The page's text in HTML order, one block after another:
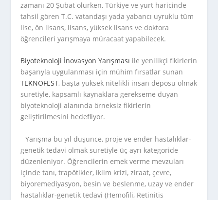
zamanı 20 Şubat olurken, Türkiye ve yurt haricinde
tahsil gören T.C. vatandaşı yada yabancı uyruklu tüm
lise, ön lisans, lisans, yüksek lisans ve doktora
öğrencileri yarışmaya müracaat yapabilecek.
Biyoteknoloji İnovasyon Yarışması ile yenilikçi fikirlerin
başarıyla uygulanması için mühim fırsatlar sunan
TEKNOFEST, başta yüksek nitelikli insan deposu olmak
suretiyle, kapsamlı kaynaklara gerekseme duyan
biyoteknoloji alanında örneksiz fikirlerin
geliştirilmesini hedefliyor.
Yarışma bu yıl düşünce, proje ve ender hastalıklar-
genetik tedavi olmak suretiyle üç ayrı kategoride
düzenleniyor. Öğrencilerin emek verme mevzuları
içinde tanı, trapötikler, iklim krizi, ziraat, çevre,
biyoremediyasyon, besin ve beslenme, uzay ve ender
hastalıklar-genetik tedavi (Hemofili, Retinitis